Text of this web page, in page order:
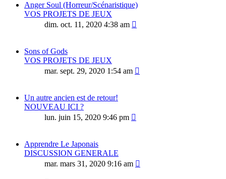
Anger Soul (Horreur/Scénaristique)
VOS PROJETS DE JEUX
dim. oct. 11, 2020 4:38 am
Sons of Gods
VOS PROJETS DE JEUX
mar. sept. 29, 2020 1:54 am
Un autre ancien est de retour!
NOUVEAU ICI ?
lun. juin 15, 2020 9:46 pm
Apprendre Le Japonais
DISCUSSION GENERALE
mar. mars 31, 2020 9:16 am